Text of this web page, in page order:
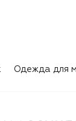
EIRENE
Одежда для